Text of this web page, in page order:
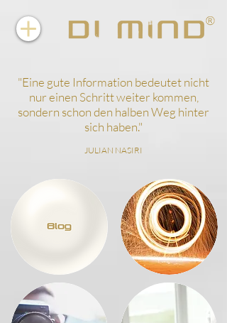
"Eine gute Information bedeutet nicht
nur einen Schritt weiter kommen,
sondern schon den halben Weg hinter
sich haben."
JULIAN NASIRI